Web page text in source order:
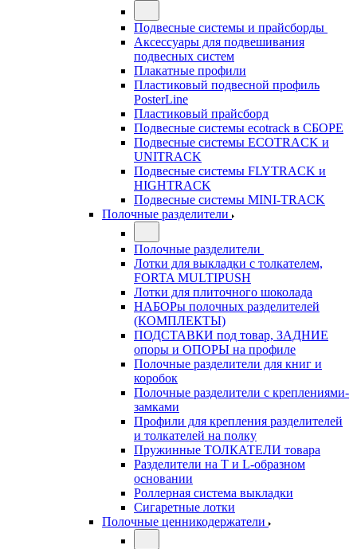
Подвесные системы и прайсборды
Аксессуары для подвешивания
подвесных систем
Плакатные профили
Пластиковый подвесной профиль
PosterLine
Пластиковый прайсборд
Подвесные системы ecotrack в СБОРЕ
Подвесные системы ECOTRACK и
UNITRACK
Подвесные системы FLYTRACK и
HIGHTRACK
Подвесные системы MINI-TRACK
Полочные разделители
Полочные разделители
Лотки для выкладки с толкателем,
FORTA MULTIPUSH
Лотки для плиточного шоколада
НАБОРы полочных разделителей
(КОМПЛЕКТЫ)
ПОДСТАВКИ под товар, ЗАДНИЕ
опоры и ОПОРЫ на профиле
Полочные разделители для книг и
коробок
Полочные разделители с креплениями-
замками
Профили для крепления разделителей
и толкателей на полку
Пружинные ТОЛКАТЕЛИ товара
Разделители на Т и L-образном
основании
Роллерная система выкладки
Сигаретные лотки
Полочные ценникодержатели